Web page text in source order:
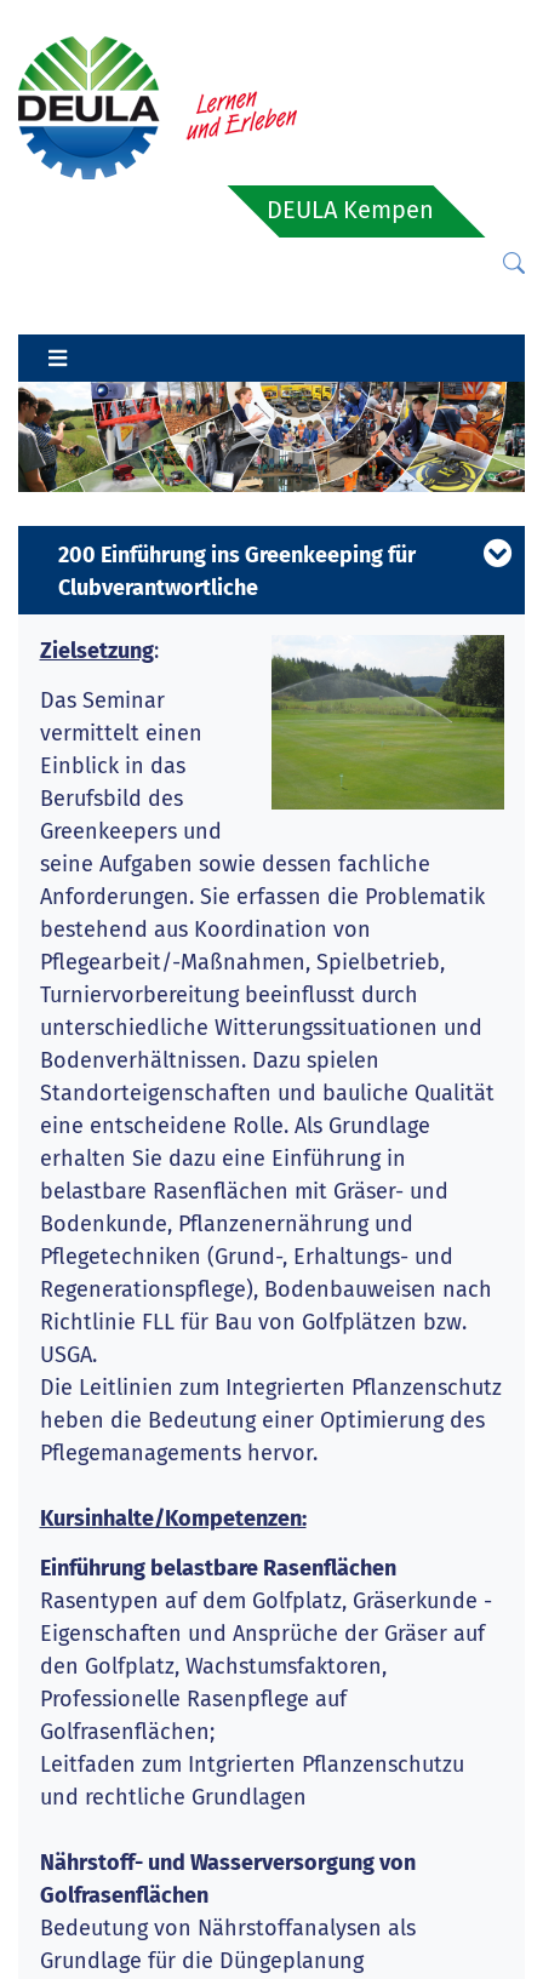
DEULA Kempen
200 Einführung ins Greenkeeping für
Clubverantwortliche
Zielsetzung:
Das Seminar
vermittelt einen
Einblick in das
Berufsbild des
Greenkeepers und
seine Aufgaben sowie dessen fachliche
Anforderungen. Sie erfassen die Problematik
bestehend aus Koordination von
Pflegearbeit/-Maßnahmen, Spielbetrieb,
Turniervorbereitung beeinflusst durch
unterschiedliche Witterungssituationen und
Bodenverhältnissen. Dazu spielen
Standorteigenschaften und bauliche Qualität
eine entscheidene Rolle. Als Grundlage
erhalten Sie dazu eine Einführung in
belastbare Rasenflächen mit Gräser- und
Bodenkunde, Pflanzenernährung und
Pflegetechniken (Grund-, Erhaltungs- und
Regenerationspflege), Bodenbauweisen nach
Richtlinie FLL für Bau von Golfplätzen bzw.
USGA.
Die Leitlinien zum Integrierten Pflanzenschutz
heben die Bedeutung einer Optimierung des
Pflegemanagements hervor.
Kursinhalte/Kompetenzen:
Einführung belastbare Rasenflächen
Rasentypen auf dem Golfplatz, Gräserkunde -
Eigenschaften und Ansprüche der Gräser auf
den Golfplatz, Wachstumsfaktoren,
Professionelle Rasenpflege auf
Golfrasenflächen;
Leitfaden zum Intgrierten Pflanzenschutzu
und rechtliche Grundlagen
Nährstoff- und Wasserversorgung von
Golfrasenflächen
Bedeutung von Nährstoffanalysen als
Grundlage für die Düngeplanung